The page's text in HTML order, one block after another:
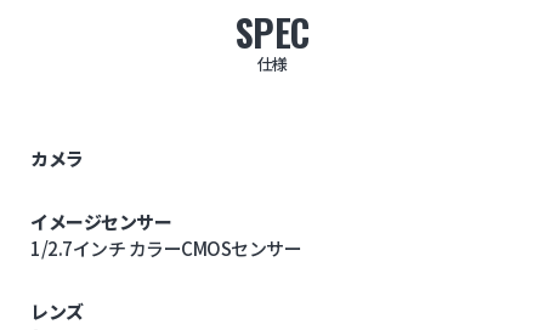
SPEC
仕様
カメラ
イメージセンサー
1/2.7インチ カラーCMOSセンサー
レンズ